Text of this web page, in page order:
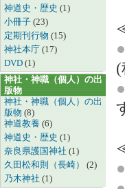
神道史・歴史 (1)
小冊子 (23)
定期刊行物 (15)
神社本庁 (17)
DVD (1)
神社・神職（個人）の出
版物
神社・神職（個人）の出
版物 (8)
神道教養 (6)
神道史・歴史 (1)
奈良県護国神社 (1)
久田松和則（長崎） (2)
乃木神社 (1)
●
(
●
●